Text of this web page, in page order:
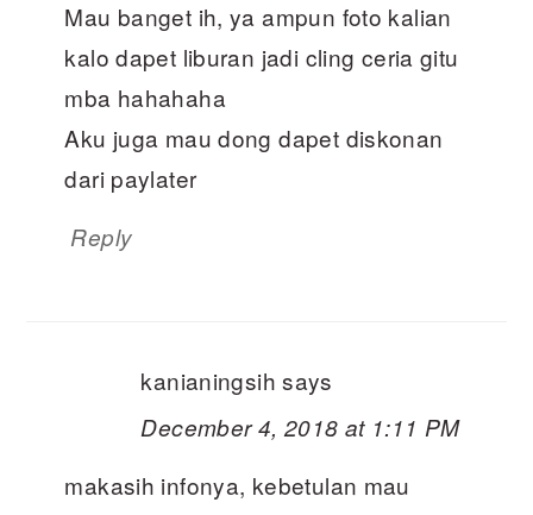
Mau banget ih, ya ampun foto kalian
kalo dapet liburan jadi cling ceria gitu
mba hahahaha
Aku juga mau dong dapet diskonan
dari paylater
Reply
kanianingsih says
December 4, 2018 at 1:11 PM
makasih infonya, kebetulan mau